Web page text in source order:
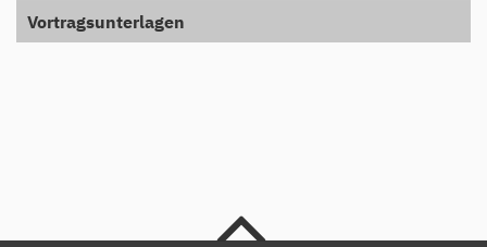
Vortragsunterlagen